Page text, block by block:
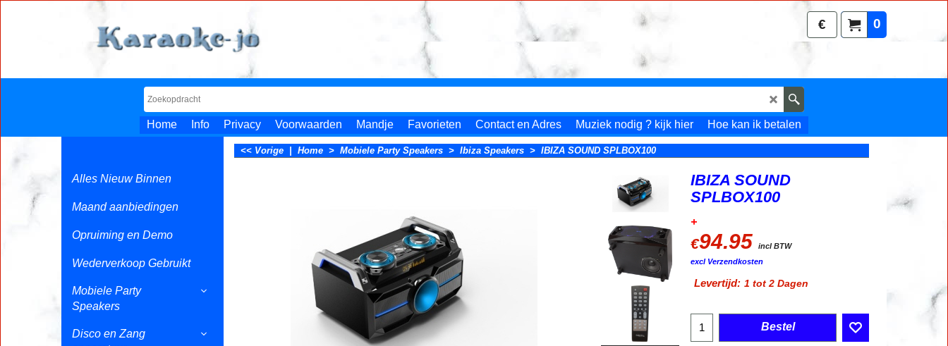
0
€
Home Info Privacy Voorwaarden Mandje Favorieten Contact en Adres Muziek nodig ? kijk hier Hoe kan ik betalen
Alles Nieuw Binnen
Maand aanbiedingen
Opruiming en Demo
Wederverkoop Gebruikt
Mobiele Party
Speakers
Disco en Zang
<< Vorige Home > Mobiele Party Speakers > Ibiza Speakers > IBIZA SOUND SPLBOX100
IBIZA SOUND
SPLBOX100
+
€94.95
incl BTW
excl Verzendkosten
Levertijd: 1 tot 2 Dagen
Bestel